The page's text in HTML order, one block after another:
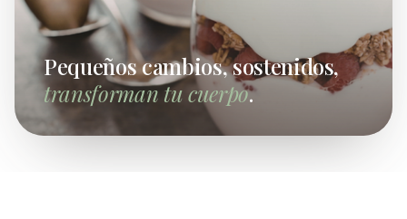
Pequeños cambios, sostenidos,
transforman tu cuerpo.